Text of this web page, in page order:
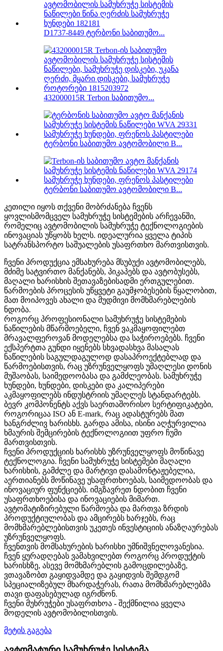
D1737-8449 ტერბონი საბითუმო...
432000015R Terbon საბითუმო...
ტერბონი საბითუმო ავტომობილი B...
ტერბონი საბითუმო ავტომობილი B...
კეთილი იყოს თქვენი მობრძანება ჩვენს
ყოვლისმომცველ სამუხრუჭე სისტემების არჩევანში,
რომელიც ავტომობილის სამუხრუჭე ტექნოლოგიების
ინოვაციას უწყობს ხელს. იდეალურია ყველა ტიპის
სატრანსპორტო საშუალების უსაფრთხო მართვისთვის.
ჩვენი პროდუქცია ემსახურება მსუბუქი ავტომობილებს,
მძიმე სატვირთო მანქანებს, პიკაპებს და ავტობუსებს,
მაღალი ხარისხის შეთავაზებისადმი ერთგულებით.
წარმოების პროცესის უწყვეტი გაუმჯობესების წყალობით,
მათ მოიპოვეს ახალი და მუდმივი მომხმარებლების
ნდობა.
როგორც პროფესიონალი სამუხრუჭე სისტემების
ნაწილების მწარმოებელი, ჩვენ ვაკმაყოფილებთ
მრავალფეროვან მოდელებსა და საჭიროებებს. ჩვენი
ექსპერტთა გუნდი იყენებს სხვადასხვა მასალას
ნაწილების საგულდაგულოდ დასაპროექტებლად და
წარმოებისთვის, რაც უზრუნველყოფს უმაღლესი დონის
მუშაობას, საიმედოობასა და გამძლეობას. სამუხრუჭე
ხუნდები, ხუნდები, დისკები და კალიპერები
აკმაყოფილებს ინდუსტრიის უმაღლეს სტანდარტებს.
ბევრ კომპონენტს აქვს საერთაშორისო სერტიფიკატები,
როგორიცაა ISO ან E-mark, რაც ადასტურებს მათ
ხანგრძლივ ხარისხს. გარდა ამისა, ისინი აღჭურვილია
ხმაურის შემცირების ტექნოლოგიით უფრო ჩუმი
მართვისთვის.
ჩვენი პროდუქციის ხარისხს უზრუნველყოფს მოწინავე
ტექნოლოგია. ჩვენი სამუხრუჭე სისტემები მაღალი
ხარისხის, გამძლე და მარტივი დასამონტაჟებელია,
აერთიანებს მოწინავე უსაფრთხოებას, საიმედოობას და
ინოვაციურ ფუნქციებს. იმგზავრეთ ნდობით ჩვენი
უსაფრთხოებისა და ინოვაციების მიმართ.
ავტომატიზირებული წარმოება და მართვა ზრდის
პროდუქტიულობას და ამცირებს ხარჯებს, რაც
მომხმარებლებისთვის უკეთეს ინვესტიციის ანაზღაურებას
უზრუნველყოფს.
ჩვენთვის მომსახურების ხარისხი უმნიშვნელოვანესია.
ჩვენ ყურადღებას ვამახვილებთ როგორც პროდუქტის
ხარისხზე, ასევე მომხმარებლის გამოცდილებაზე,
ვთავაზობთ გაყიდვამდე და გაყიდვის შემდგომ
სპეციალიზებულ მხარდაჭერას, რათა მომხმარებლებმა
თავი დაფასებულად იგრძნონ.
ჩვენი მუხრუჭები უსაფრთხოა - შექმნილია ყველა
მოდელის ავტომობილისთვის.
მეტის გაგება